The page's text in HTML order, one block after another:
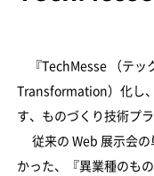
『TechMesse （テッ
Transformation）化し
す、ものづくり技術プ
従来の Web 展示会の
かった、『異業種のも